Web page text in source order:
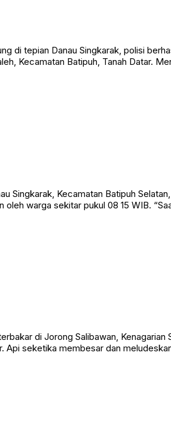
di tepian Danau Singkarak, polisi
Kecamatan Batipuh, Tanah Datar.
Kecamatan Batipuh
warga sekitar pukul 08 15 WIB.
di Jorong Salibawan, Kenagarian
seketika membesar dan